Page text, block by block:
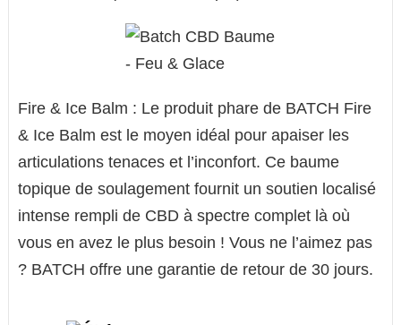
Fire & Ice Balm : Le produit phare de BATCH Fire
& Ice Balm est le moyen idéal pour apaiser les
articulations tenaces et l’inconfort. Ce baume
topique de soulagement fournit un soutien localisé
intense rempli de CBD à spectre complet là où
vous en avez le plus besoin ! Vous ne l’aimez pas
? BATCH offre une garantie de retour de 30 jours.